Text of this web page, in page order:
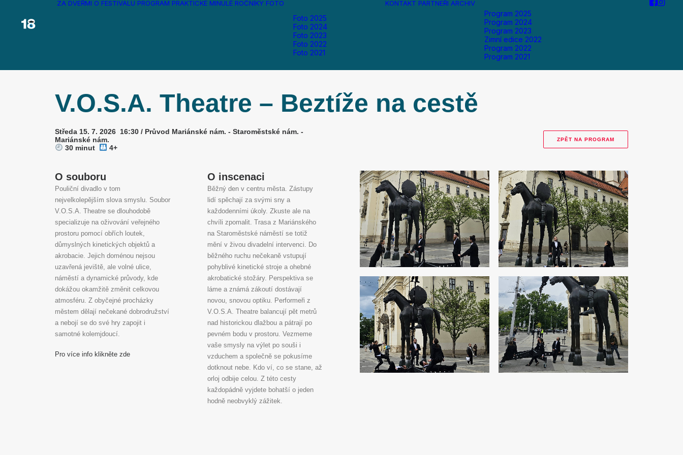
ZA DVEŘMI O FESTIVALU PROGRAM PRAKTICKÉ MINULÉ ROČNÍKY FOTO
Foto 2025
Foto 2024
Foto 2023
Foto 2022
Foto 2021
KONTAKT PARTNEŘI ARCHIV
Program 2025
Program 2024
Program 2023
Zimní edice 2022
Program 2022
Program 2021
V.O.S.A. Theatre – Beztíže na cestě
Středa 15. 7. 2026 16:30 / Průvod Mariánské nám. - Staroměstské nám. -
Mariánské nám.
30 minut
4+
ZPĚT NA PROGRAM
O souboru
Pouliční divadlo v tom
nejvelkolepějším slova smyslu. Soubor
V.O.S.A. Theatre se dlouhodobě
specializuje na oživování veřejného
prostoru pomocí obřích loutek,
důmyslných kinetických objektů a
akrobacie. Jejich doménou nejsou
uzavřená jeviště, ale volné ulice,
náměstí a dynamické průvody, kde
dokážou okamžitě změnit celkovou
atmosféru. Z obyčejné procházky
městem dělají nečekané dobrodružství
a nebojí se do své hry zapojit i
samotné kolemjdoucí.
Pro více info klikněte zde
O inscenaci
Běžný den v centru města. Zástupy
lidí spěchají za svými sny a
každodenními úkoly. Zkuste ale na
chvíli zpomalit. Trasa z Mariánského
na Staroměstské náměstí se totiž
mění v živou divadelní intervenci. Do
běžného ruchu nečekaně vstupují
pohyblivé kinetické stroje a ohebné
akrobatické stožáry. Perspektiva se
láme a známá zákoutí dostávají
novou, snovou optiku. Performeři z
V.O.S.A. Theatre balancují pět metrů
nad historickou dlažbou a pátrají po
pevném bodu v prostoru. Vezmeme
vaše smysly na výlet po souši i
vzduchem a společně se pokusíme
dotknout nebe. Kdo ví, co se stane, až
orloj odbije celou. Z této cesty
každopádně vyjdete bohatší o jeden
hodně neobvyklý zážitek.